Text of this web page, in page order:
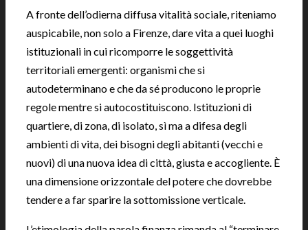
A fronte dell’odierna diffusa vitalità sociale, riteniamo
auspicabile, non solo a Firenze, dare vita a quei luoghi
istituzionali in cui ricomporre le soggettività
territoriali emergenti: organismi che si
autodeterminano e che da sé producono le proprie
regole mentre si autocostituiscono. Istituzioni di
quartiere, di zona, di isolato, sì ma a difesa degli
ambienti di vita, dei bisogni degli abitanti (vecchi e
nuovi) di una nuova idea di città, giusta e accogliente. È
una dimensione orizzontale del potere che dovrebbe
tendere a far sparire la sottomissione verticale.